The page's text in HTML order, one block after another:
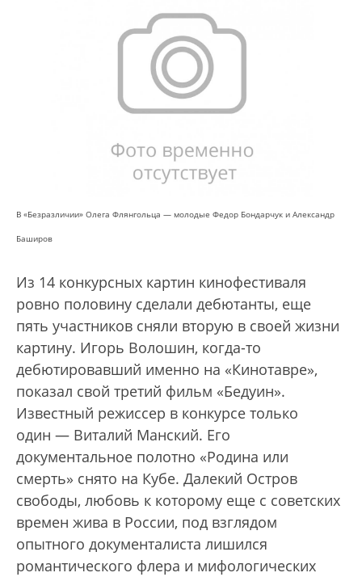
В «Безразличии» Олега Флянгольца — молодые Федор Бондарчук и Александр
Баширов
Из 14 конкурсных картин кинофестиваля
ровно половину сделали дебютанты, еще
пять участников сняли вторую в своей жизни
картину. Игорь Волошин, когда-то
дебютировавший именно на «Кинотавре»,
показал свой третий фильм «Бедуин».
Известный режиссер в конкурсе только
один — Виталий Манский. Его
документальное полотно «Родина или
смерть» снято на Кубе. Далекий Остров
свободы, любовь к которому еще с советских
времен жива в России, под взглядом
опытного документалиста лишился
романтического флера и мифологических